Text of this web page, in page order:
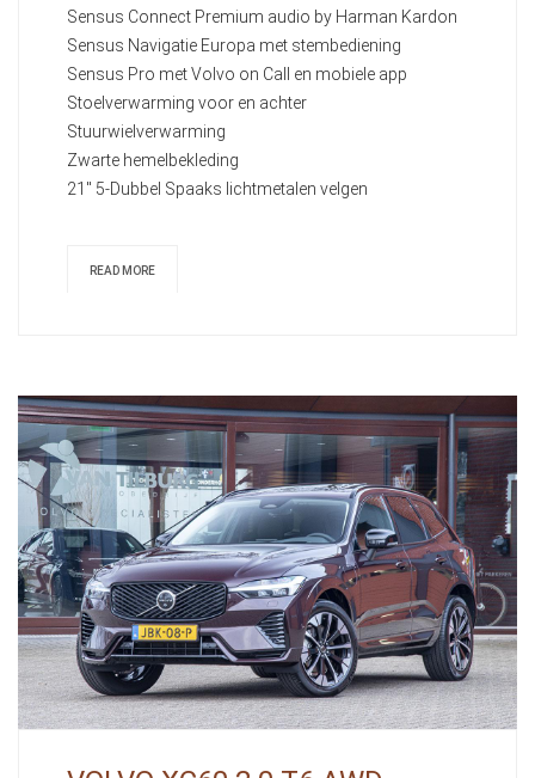
Sensus Connect Premium audio by Harman Kardon
Sensus Navigatie Europa met stembediening
Sensus Pro met Volvo on Call en mobiele app
Stoelverwarming voor en achter
Stuurwielverwarming
Zwarte hemelbekleding
21" 5-Dubbel Spaaks lichtmetalen velgen
READ MORE